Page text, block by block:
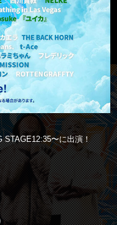
STAGE12:35〜に出演！